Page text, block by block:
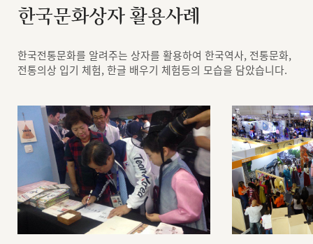
한국문화상자 활용사례
한국전통문화를 알려주는 상자를 활용하여 한국역사, 전통문화,
전통의상 입기 체험, 한글 배우기 체험등의 모습을 담았습니다.